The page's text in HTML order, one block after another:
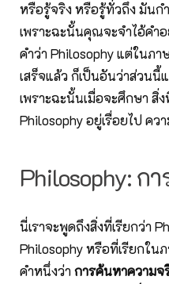
หรือรู้จริง หรือรู้ทั่วถึง มันก
เพราะฉะนั้นคุณจะจำไอ้คำ
คำว่า Philosophy แต่ในภ
เสร็จแล้ว ก็เป็นอันว่าส่วนนี้
เพราะฉะนั้นเมื่อจะศึกษา สิ่
Philosophy อยู่เรื่อยไป คว
Philosophy: ก
นี่เราจะพูดถึงสิ่งที่เรียกว่า
Philosophy หรือที่เรียกใ
คำหนึ่งว่าการค้นหาความจ